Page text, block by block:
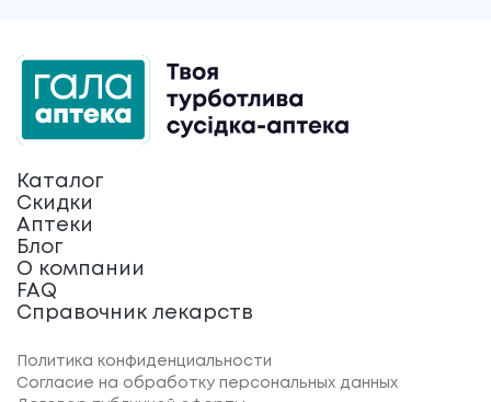
Каталог
Скидки
Аптеки
Блог
О компании
FAQ
Справочник лекарств
Политика конфиденциальности
Согласие на обработку персональных данных